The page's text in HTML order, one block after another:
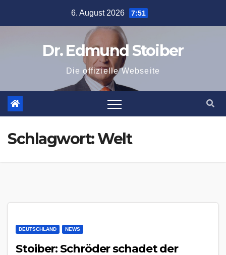
6. August 2026 7:51
Dr. Edmund Stoiber
Die offizielle Webseite
Schlagwort:Welt
DEUTSCHLAND NEWS
Stoiber: Schröder schadet der